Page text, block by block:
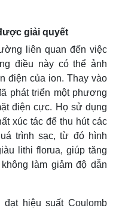
Magazine
giải quyết
liên quan đến việc
điều này có thể ảnh
điện của ion. Thay vào
phát triển một phương
điện cực. Họ sử dụng
xúc tác để thu hút các
trình sạc, từ đó hình
lithi florua, giúp tăng
làm giảm độ dẫn
đạt hiệu suất Coulomb